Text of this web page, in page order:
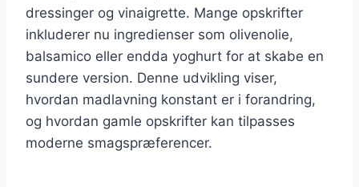
dressinger og vinaigrette. Mange opskrifter
inkluderer nu ingredienser som olivenolie,
balsamico eller endda yoghurt for at skabe en
sundere version. Denne udvikling viser,
hvordan madlavning konstant er i forandring,
og hvordan gamle opskrifter kan tilpasses
moderne smagspræferencer.